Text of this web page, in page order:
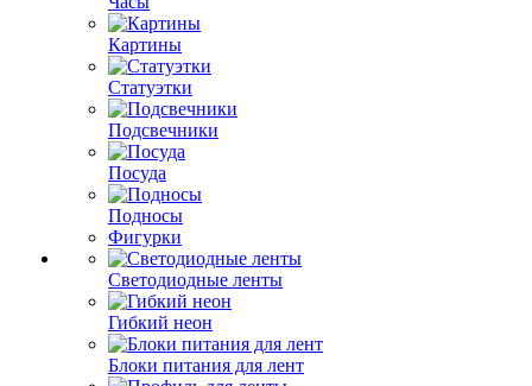
Картины
Статуэтки
Подсвечники
Посуда
Подносы
Фигурки
Светодиодные ленты
Гибкий неон
Блоки питания для лент